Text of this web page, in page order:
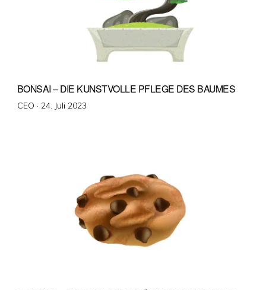
BONSAI – DIE KUNSTVOLLE PFLEGE DES BAUMES
CEO · Veröffentlicht
24. Juli 2023